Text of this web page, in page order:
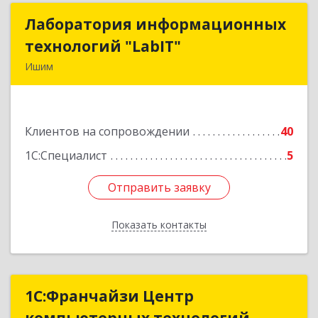
Лаборатория информационных
технологий "LabIT"
Ишим
Клиентов на сопровождении
40
1С:Специалист
5
Отправить заявку
Показать контакты
Лаборатория информационных
технологий "LabIT"
Подробнее
Отправить заявку
Назад
1С:Франчайзи Центр1С:Франчайзи Центр